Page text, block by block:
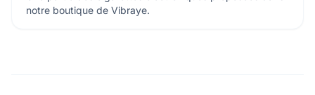
notre boutique de Vibraye.